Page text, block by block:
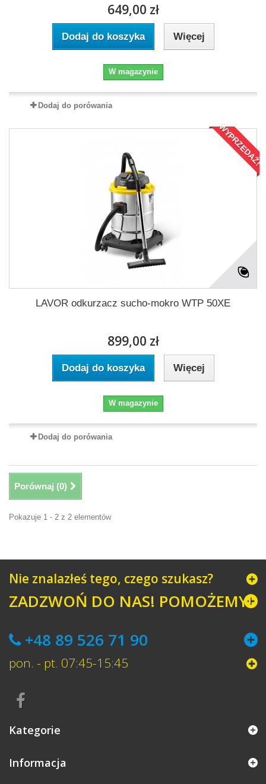
649,00 zł
Dodaj do koszyka Więcej
W magazynie
Dodaj do porówania
WYPRZEDAŻ!
LAVOR odkurzacz sucho-mokro WTP 50XE
899,00 zł
Dodaj do koszyka Więcej
W magazynie
Dodaj do porówania
Porównaj (0)
Pokazuje 1 - 2 z 2 elementów
Nie znalazłeś tego, czego szukasz?
ZADZWOŃ DO NAS! POMOŻEMY!
+48 89 526 71 90
pon. - pt. 07:45-15:45
Kategorie
Informacja